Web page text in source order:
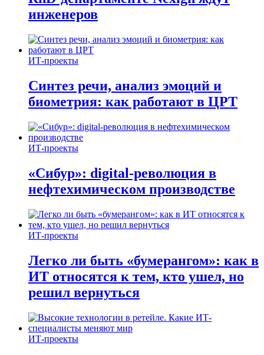
инженеров
ИТ-проекты
Синтез речи, анализ эмоций и
биометрия: как работают в ЦРТ
ИТ-проекты
«Сибур»: digital-революция в
нефтехимическом производстве
ИТ-проекты
Легко ли быть «бумерангом»: как в
ИТ относятся к тем, кто ушел, но
решил вернуться
ИТ-проекты